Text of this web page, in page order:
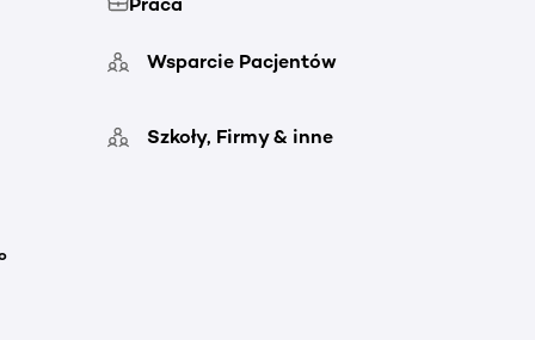
Wsparcie Pacjentów
Szkoły, Firmy & inne